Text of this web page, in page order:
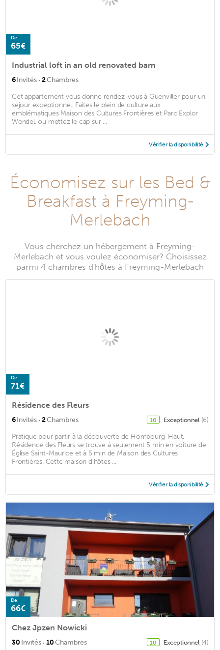
De
65€
Industrial loft in an old renovated barn
6Invités · 2Chambres
Cet appartement vous donne rendez-vous à Guenviller pour un
séjour exceptionnel. Faites le plein de culture aux
emblématiques Maison des Cultures Frontières et Parc Explor
Wendel, ou mettez le cap sur ...
Vérifier la disponibilité
Économisez sur les Bed &
Breakfast à Freyming-
Merlebach
Vous cherchez un hébergement à Freyming-
Merlebach et vous voulez économiser? Choisissez
parmi 4 chambres d'hôtes à Freyming-Merlebach
De
71€
Résidence des Fleurs
6Invités · 2Chambres 10 Exceptionnel (6)
Pratique pour partir à la découverte de Hombourg-Haut,
Résidence des Fleurs se trouve à seulement 5 min en voiture de
Église Saint-Maurice et à 5 min de Maison des Cultures
Frontières. Cette maison d'hôtes ...
Vérifier la disponibilité
De
66€
Chez Jpzen Nowicki
30 Invités · 10Chambres 10 Exceptionnel (4)